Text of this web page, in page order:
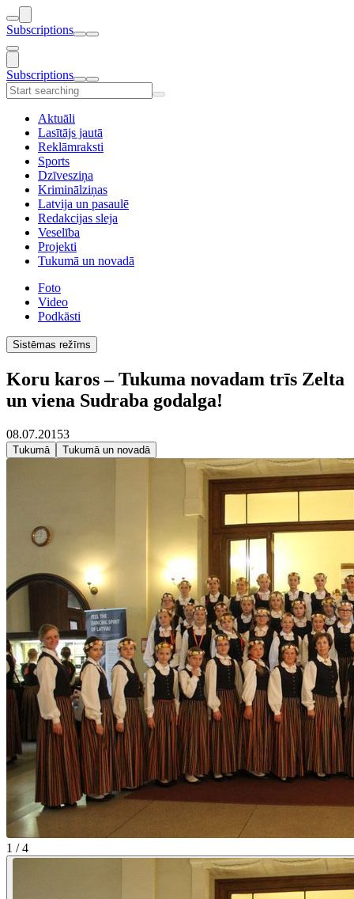
Subscriptions
Subscriptions
Aktuāli
Lasītājs jautā
Reklāmraksti
Sports
Dzīvesziņa
Kriminālziņas
Latvija un pasaulē
Redakcijas sleja
Veselība
Projekti
Tukumā un novadā
Foto
Video
Podkāsti
Sistēmas režīms
Koru karos – Tukuma novadam trīs Zelta
un viena Sudraba godalga!
08.07.20153
Tukumā Tukumā un novadā
1 / 4